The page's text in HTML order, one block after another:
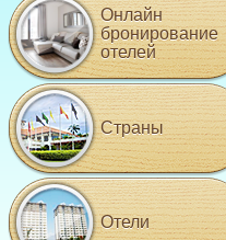
Онлайн
бронирование
отелей
Страны
Отели